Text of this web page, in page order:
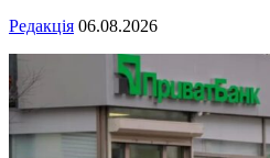
Редакція 06.08.2026